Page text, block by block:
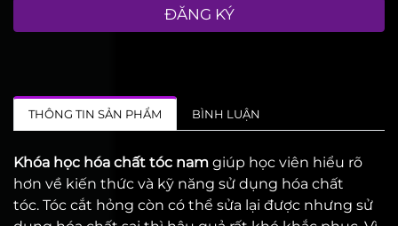
ĐĂNG KÝ
THÔNG TIN SẢN PHẨM BÌNH LUẬN
Khóa học hóa chất tóc nam giúp học viên hiểu rõ
hơn về kiến thức và kỹ năng sử dụng hóa chất
tóc. Tóc cắt hỏng còn có thể sửa lại được nhưng sử